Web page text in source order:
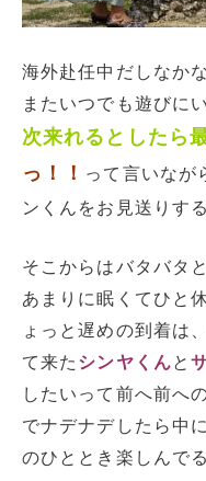
海外赴任中だしなか
またいつでも遊びに
次来れるとしたら
っ！！ って言いなが
ンくんをお見送りす
そこからはバタバタ
あまりに眠くてひと
ょっと遅めの到着は
て来た シンヤくんと
したいって前へ前へ
でナデナデしたら中
のひととき楽しんで